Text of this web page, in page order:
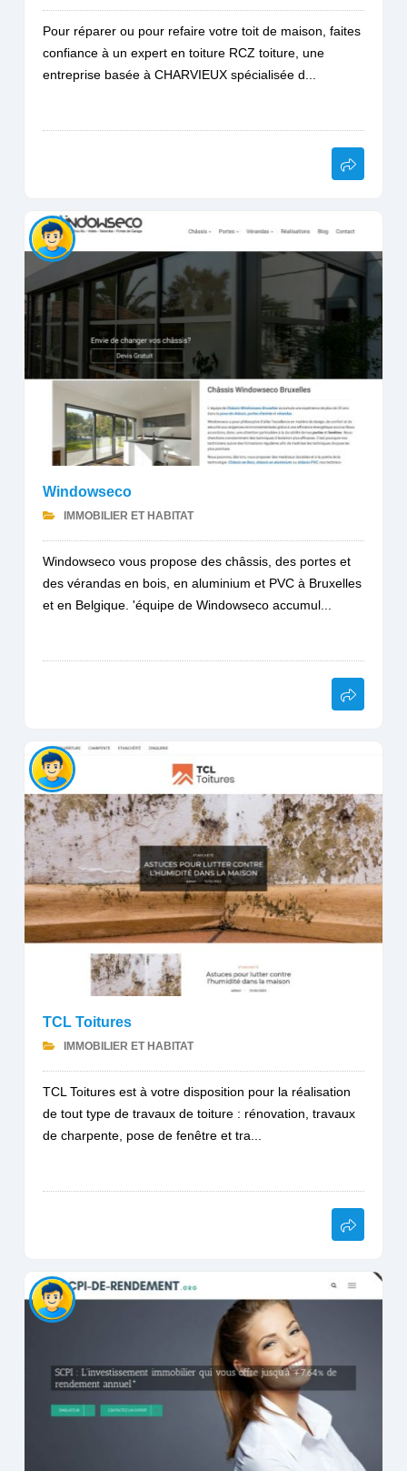
Pour réparer ou pour refaire votre toit de maison, faites
confiance à un expert en toiture RCZ toiture, une
entreprise basée à CHARVIEUX spécialisée d...
Windowseco
IMMOBILIER ET HABITAT
Windowseco vous propose des châssis, des portes et
des vérandas en bois, en aluminium et PVC à Bruxelles
et en Belgique. 'équipe de Windowseco accumul...
TCL Toitures
IMMOBILIER ET HABITAT
TCL Toitures est à votre disposition pour la réalisation
de tout type de travaux de toiture : rénovation, travaux
de charpente, pose de fenêtre et tra...